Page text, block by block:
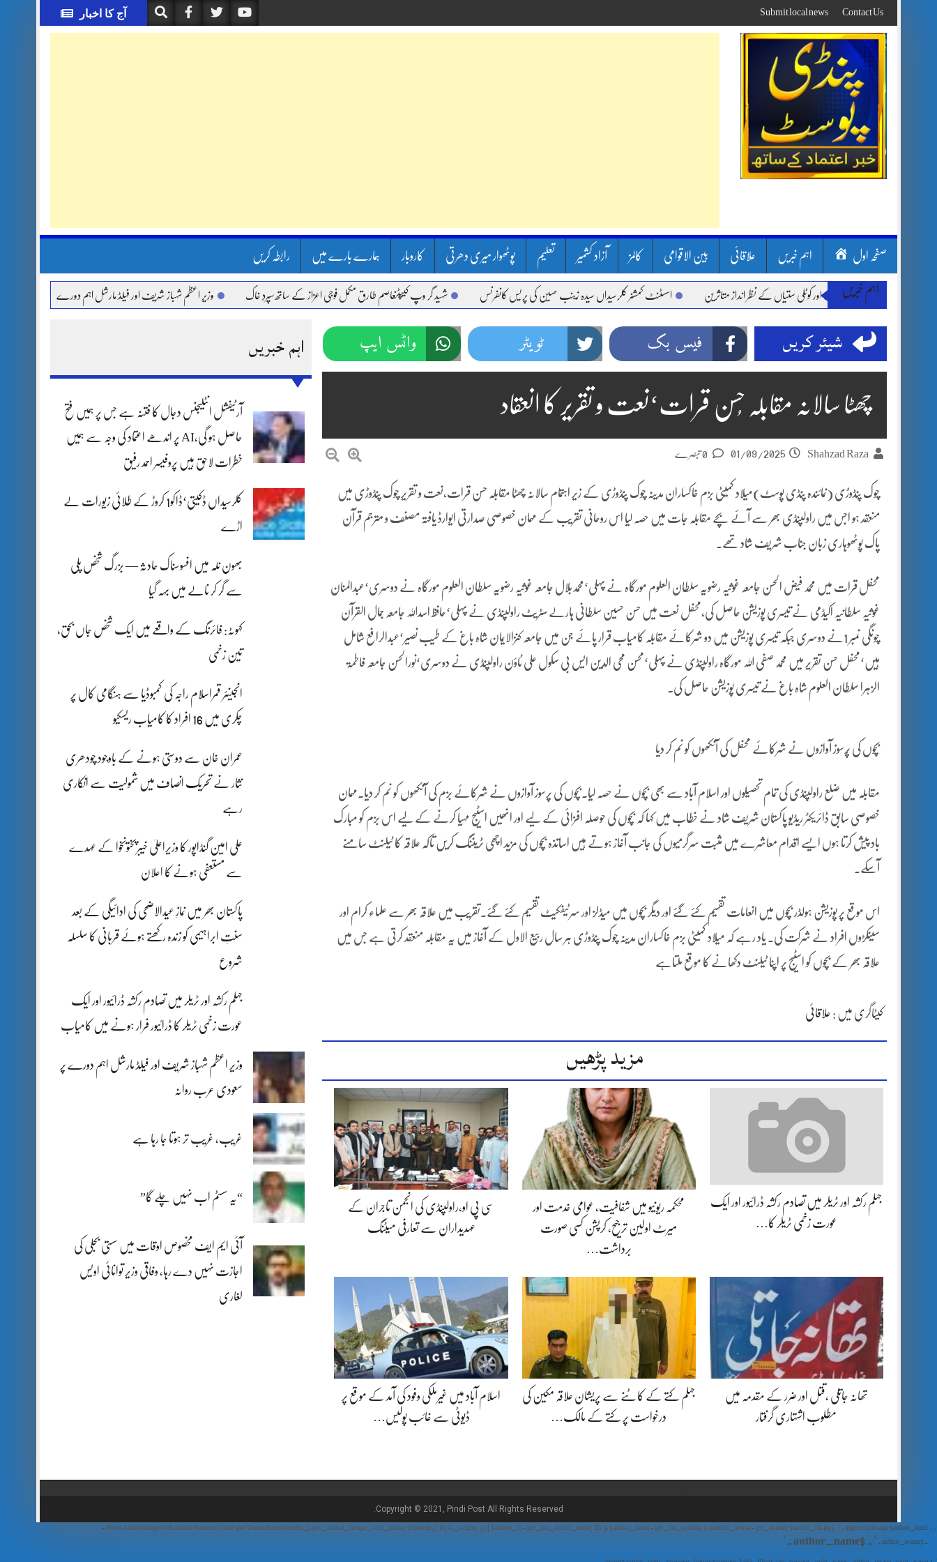
to
content
آج کا اخبار Contact Us
Submit local news
صفحہ اول اہم خبریں علاقائی بین الاقوامی کالمز آزاد کشمیر تعلیم پوٹھوار میری دھرتی کاروبار ہمارے بارے میں رابطہ کریں
اہم خبریں
بارشیں، لینڈ سلائیڈنگ اور کوٹلی ستیاں کے نظر انداز متاثرین اسسٹنٹ کمشنر کلرسیداں سیدہ زینب حسین کی پریس کانفرنس شہید گر وپ کیپٹنعاصم طارق مکمل فوجی اعزاز کے ساتھ سپردِ خاک وزیر اعظم شہباز شریف اور فیلڈ مارشل اہم دورے پر سعودی عرب روانہ
اہم خبریں
آرٹیفشل انٹلیجنس دجال کا فتنہ ہے جس پر ہمیں فتح
حاصل ہو گی،AI پر اندھے اعتماد کی وجہ سے ہمیں
خطرات لاحق ہیں پروفیسر احمد رفیق
کلرسیداں ڈکیتی‘ڈاکو1 کروڑ کے طلائی زیورات لے
اڑے
بھون نلہ میں افسوسناک حادثہ — بزرگ شخص پلی
سے گر کر نالے میں بہہ گیا
کہوٹہ: فائرنگ کے واقعے میں ایک شخص جاں بحق،
تین زخمی
انجینئر قمراسلام راجہ کی کمبوڈیا سے ہنگامی کال پر
چکری میں 16 افراد کا کامیاب ریسکیو
عمران خان سے دوستی ہونے کے باوجود چودھری
نثار نے تحریک انصاف میں شمولیت سے انکاری
رہے
علی امین گنڈاپور کا وزیراعلیٰ خیبرپختونخوا کے عہدے
سے مستعفی ہونے کا اعلان
پاکستان بھر میں نمازِ عیدالاضحی کی ادائیگی کے بعد
سنتِ ابراہیمی کو زندہ رکھتے ہوئے قربانی کا سلسلہ
شروع
جہلم رکشہ اور ٹریلر میں تصادم رکشہ ڈرائیور اور ایک
عورت زخمی ٹریلر کا ڈرائیور فرار ہونے میں کامیاب
وزیر اعظم شہباز شریف اور فیلڈ مارشل اہم دورے پر
سعودی عرب روانہ
غریب، غریب تر ہوتا جا رہا ہے
“یہ سسٹم اب نہیں چلے گا”
آئی ایم ایف مخصوص اوقات میں سستی بجلی کی
اجازت نہیں دے رہا، وفاقی وزیر توانائی اویس
لغاری
شیئر کریں فیس بک ٹویٹر واٹس ایپ
چھٹا سالانہ مقابلہ حُسن قرات‘نعت و تقریر کا انعقاد
Shahzad Raza
01/09/2025
چوک پنڈوڑی (نمائندہ پنڈی پوسٹ)میلاد کمیٹی بزم خاکساران مدینہ چوک پنڈوڑی کے زیر اہتمام سالانہ چھٹا مقابلہ حسن قرات،نعت و تقریر چوک پنڈوڑی میں
منعقد ہو اجس میں راولپنڈی بھر سے آئے بچے مقابلہ جات میں حصہ لیا اس روحانی تقریب کے مہمان خصوصی صدارتی ایوارڈ یافتہ مصنف و مترجم قرآن
پاک پوٹھوہاری زبان جناب شریف شاد تھے۔
محفل قرات میں محمد فیض الحسن جامعہ غوثیہ رضویہ سلطان العلوم مورگاہ نے پہلی‘محمدبلال جامعہ غوثیہ رضویہ سلطان العلوم مورگاہ نے دوسری‘عبدالمنان
غوثیہ سلطانیہ اکیڈمی نے تیسری پوزیشن حاصل کی،محفل نعت میں حسن حسین سلطانی ہارلے سٹریٹ راولپنڈی نے پہلی‘حافظ اسداللہ جامعہ جمال القرآن
چونگی نمبر 1نے دوسری جبکہ تیسری پوزیشن میں دو شرکائے مقابلہ کامیاب قرار پائے جن میں جامعہ کنزالایمان شاہ باغ کے طیب نصیر‘عبدالرافع شامل
ہیں‘محفل حسن تقریر میں محمد صفی اللہ مورگاہ راولپنڈی نے پہلی‘محسن محی الدین ایس بی سکول علی ٹاؤن راولپنڈی نے دوسری‘نورالحسن جامعہ فاطمۃ
الزہرا سلطان العلوم شاہ باغ نے تیسری پوزیشن حاصل کی۔
بچوں کی پُرسوز آوازوں نے شرکائے محفل کی آنکھوں کو نم کر دیا
مقابلہ میں ضلع راولپنڈی کی تمام تحصیلوں اور اسلام آباد سے بھی بچوں نے حصہ لیا۔بچوں کی پرسوز آوازوں نے شرکائے بزم کی آنکھوں کو نم کر دیا۔مہمان
خصوصی سابق ڈائریکٹر ریڈیو پاکستان شریف شاد نے خطاب میں کہا کہ بچوں کی حوصلہ افزائی کے لیے اور انھیں اسٹیج مہیا کرنے کے لیے اس بزم کو مبارک
باد پیش کرتا ہوں ایسے اقدام معاشرے میں مثبت سرگرمیوں کی جانب آغاز ہوتے ہیں اساتذہ بچوں کی مزید اچھی ٹریننگ کریں تاکہ علاقہ کا ٹیلنٹ سامنے
آسکے۔
اس موقع پر پوزیشن ہولڈر بچوں میں انعامات تقسیم کئے گئے اور دیگر بچوں میں میڈلز اور سرٹیفکیٹ تقسیم کئے گئے۔تقریب میں علاقہ بھر سے علماء کرام اور
سینکڑوں افراد نے شرکت کی۔ یاد رہے کہ میلاد کمیٹی بزم خاکساران مدینہ چوک پنڈوڑی ہر سال ربیع الاول کے آغاز میں یہ مقابلہ منعقد کرتی ہے جس میں
علاقہ بھر کے بچوں کو اسٹیج پر اپنا ٹیلنٹ دکھانے کا موقع ملتاہے
کیٹاگری میں : علاقائی
مزید پڑھیں
جہلم رکشہ اور ٹریلر میں تصادم رکشہ ڈرائیور اور ایک
عورت زخمی ٹریلر کا…
محکمہ ریونیو میں شفافیت، عوامی خدمت اور
میرٹ اولین ترجیح، کرپشن کسی صورت
برداشت…
سی پی او،راولپنڈی کی انجمن تاجران کے
عہدیداران سے تعارفی میٹنگ
تھانہ جاتلی ،قتل اور ضرر کے مقدمہ میں
مطلوب اشتہاری گرفتار
جہلم کتے کے کاٹنے سے پریشان علاقہ مکین کی
درخواست پر کتے کے مالک…
اسلام آباد میں غیرملکی وفود کی آمد کے موقع پر
ڈیوٹی سے غائب پولیس…
Copyright © 2021, Pindi Post All Rights Reserved.
// Show Author Image with Author Name in UrduPaper Theme function urdu_paper_author_image_with_name($content) { if (is_single()) { $author_id = get_the_author_meta('ID'); $author_name = get_the_author(); $author_avatar = get_avatar($author_id, 48); // 48px size image $author_html = '
' . $author_avatar . '
' . $author_name . '